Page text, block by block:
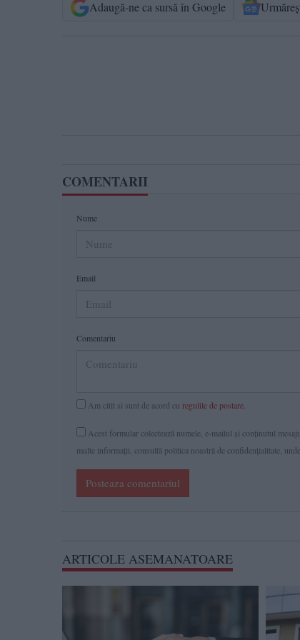
Adaugă-ne ca sursă în Google
COMENTARII
Nume
Email
Comentariu
Am citit si sunt de acord cu regulile de postare
Acest formular colectează numele, e-mailul şi conținutul
multe informaţii, consultă politica noastră de confidenţialitate,
Posteaza comentariul
ARTICOLE ASEMANATOARE